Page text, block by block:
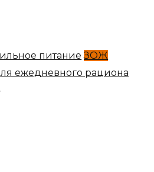
питание ЗОЖ
ежедневного рациона